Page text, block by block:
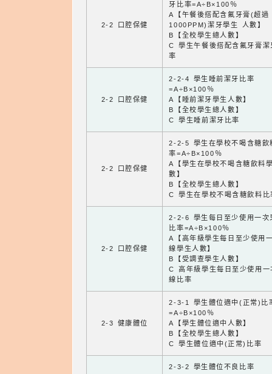
2-2 口腔保健
牙比率=A÷B×100％
A【午餐後搭配含氟牙膏(超過
1000PPM)潔牙學生 人數】
B【全校學生總人數】
C 學生午餐後搭配含氟牙膏潔
率
2-2 口腔保健
2-2-4 學生睡前潔牙比率
=A÷B×100％
A【睡前潔牙學生人數】
B【全校學生總人數】
C 學生睡前潔牙比率
2-2 口腔保健
2-2-5 學生在學校不喝含糖飲
率=A÷B×100％
A【學生在學校不喝含糖飲料
數】
B【全校學生總人數】
C 學生在學校不喝含糖飲料比
2-2 口腔保健
2-2-6 學生每日至少使用一次
比率=A÷B×100％
A【高年級學生每日至少使用
線學生人數】
B【受調查學生人數】
C 高年級學生每日至少使用一
線比率
2-3 健康體位
2-3-1 學生體位適中(正常)比
=A÷B×100％
A【學生體位適中人數】
B【全校學生總人數】
C 學生體位適中(正常)比率
2-3-2 學生體位不良比率